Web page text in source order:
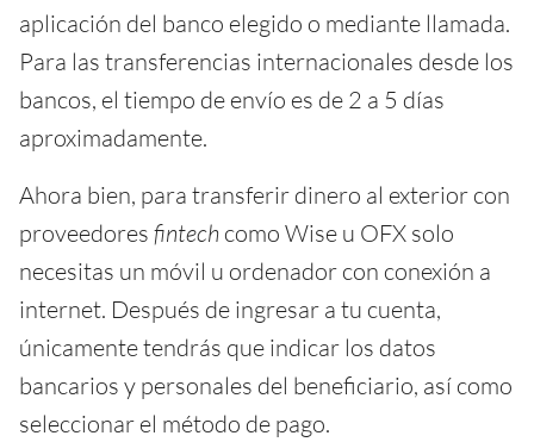
aplicación del banco elegido o mediante llamada.
Para las transferencias internacionales desde los
bancos, el tiempo de envío es de 2 a 5 días
aproximadamente.
Ahora bien, para transferir dinero al exterior con
proveedores fintech como Wise u OFX solo
necesitas un móvil u ordenador con conexión a
internet. Después de ingresar a tu cuenta,
únicamente tendrás que indicar los datos
bancarios y personales del beneficiario, así como
seleccionar el método de pago.